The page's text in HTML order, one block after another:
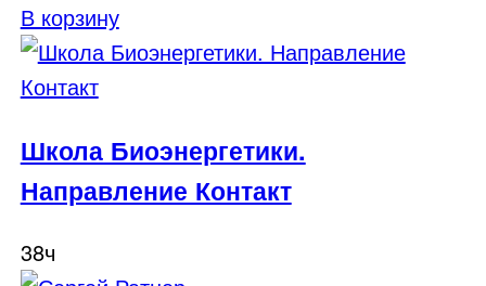
В корзину
Школа Биоэнергетики.
Направление Контакт
38ч